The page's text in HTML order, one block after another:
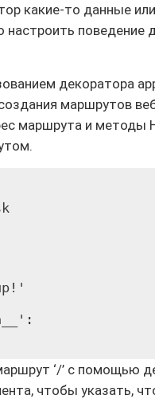
какие-то данные
настроить поведение
декоратора
маршрутов
маршрута и
‘/’ с помощью
чтобы